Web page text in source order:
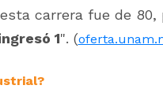
carrera fue de 80,
1". (